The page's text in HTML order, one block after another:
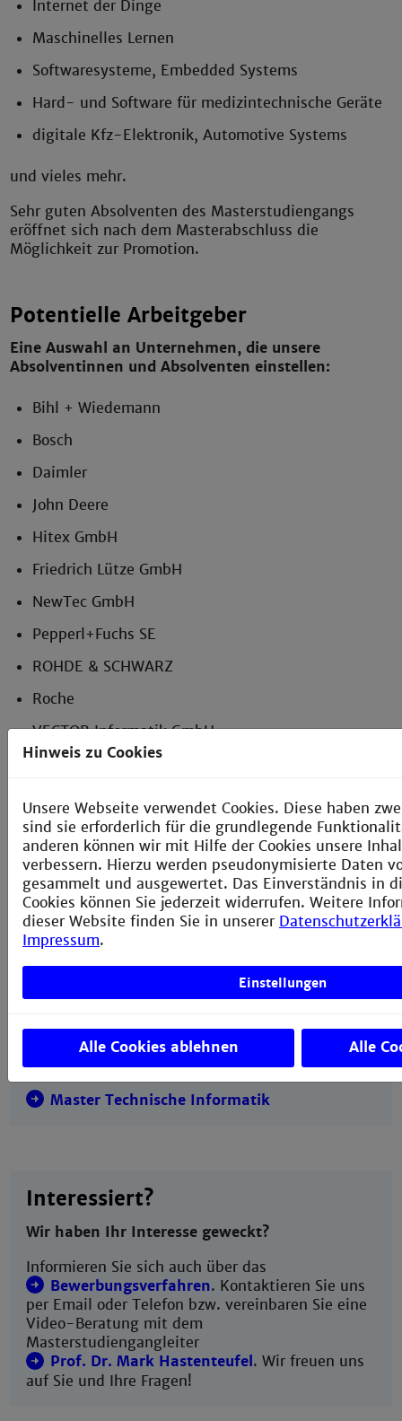
Internet der Dinge
Maschinelles Lernen
Softwaresysteme, Embedded Systems
Hard- und Software für medizintechnische Geräte
digitale Kfz-Elektronik, Automotive Systems
und vieles mehr.
Sehr guten Absolventen des Masterstudiengangs
eröffnet sich nach dem Masterabschluss die
Möglichkeit zur Promotion.
Potentielle Arbeitgeber
Eine Auswahl an Unternehmen, die unsere
Absolventinnen und Absolventen einstellen:
Bihl + Wiedemann
Bosch
Daimler
John Deere
Hitex GmbH
Friedrich Lütze GmbH
NewTec GmbH
Pepperl+Fuchs SE
ROHDE & SCHWARZ
Roche
VECTOR Informatik GmbH
u.v.m.
Weitere Informationen auf der Webseite der
Fakultät:
Fakultät für Informationstechnik
Verwandte Studiengänge
Master Medizintechnik
Master Technische Informatik
Interessiert?
Wir haben Ihr Interesse geweckt?
Informieren Sie sich auch über das
Bewerbungsverfahren. Kontaktieren Sie uns
per Email oder Telefon bzw. vereinbaren Sie eine
Video-Beratung mit dem
Masterstudiengangleiter
Prof. Dr. Mark Hastenteufel . Wir freuen uns
auf Sie und Ihre Fragen!
Hinweis zu Cookies
Unsere Webseite verwendet Cookies. Diese haben
sind sie erforderlich für die grundlegende
anderen können wir mit Hilfe der Cookies unsere
verbessern. Hierzu werden pseudonymisierte Daten
gesammelt und ausgewertet. Das Einverständnis in
Cookies können Sie jederzeit widerrufen. Weitere
dieser Website finden Sie in unserer
Impressum.
Einstellungen
Alle Cookies ablehnen Alle